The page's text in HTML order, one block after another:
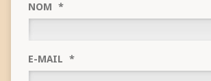
NOM *
E-MAIL *